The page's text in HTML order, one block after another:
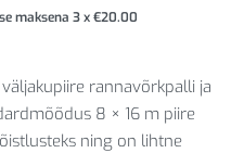
maksena 3 x€20.00
rannavõrkpalli ja
8 × 16 m piire
ning on lihtne